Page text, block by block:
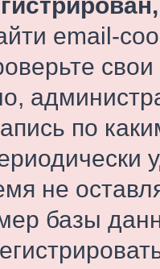
email-
по
не
базы